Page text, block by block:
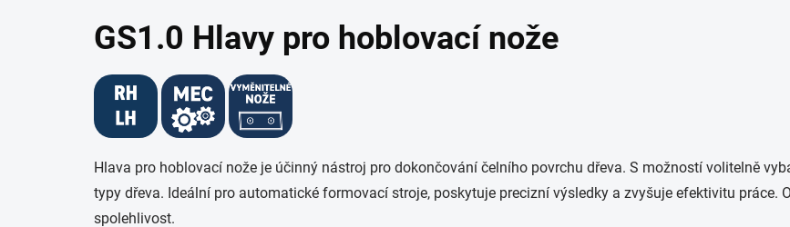
GS1.0 Hlavy pro hoblovací nože
Hlava pro hoblovací nože je účinný nástroj pro dokončování čelního povrchu dřeva. S možností volitelně
typy dřeva. Ideální pro automatické formovací stroje, poskytuje precizní výsledky a zvyšuje efektivitu práce.
spolehlivost.